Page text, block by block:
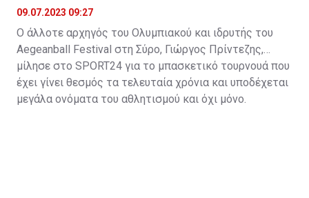
09.07.2023 09:27
Ο άλλοτε αρχηγός του Ολυμπιακού και ιδρυτής του
Aegeanball Festival στη Σύρο, Γιώργος Πρίντεζης,
μίλησε στο SPORT24 για το μπασκετικό τουρνουά που
έχει γίνει θεσμός τα τελευταία χρόνια και υποδέχεται
μεγάλα ονόματα του αθλητισμού και όχι μόνο.